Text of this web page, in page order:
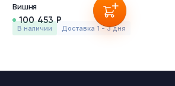
Вишня
100 453 Р
в наличии Доставка 1 - 3 дня